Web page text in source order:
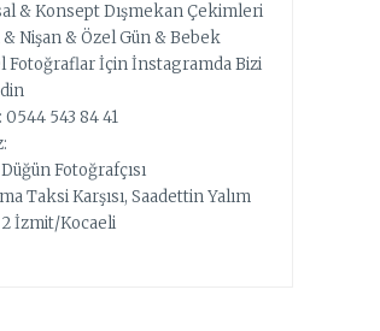
& Konsept Dışmekan Çekimleri
Nişan & Özel Gün & Bebek
Fotoğraflar İçin İnstagramda Bizi
543 84 41
Fotoğrafçısı
Taksi Karşısı, Saadettin Yalım
İzmit/Kocaeli